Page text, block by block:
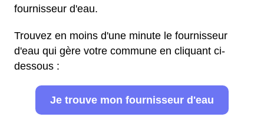
fournisseur d'eau.
Trouvez en moins d'une minute le fournisseur
d'eau qui gère votre commune en cliquant ci-
dessous :
Je trouve mon fournisseur d'eau